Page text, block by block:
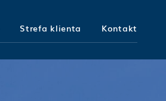
Strefa klienta Kontakt